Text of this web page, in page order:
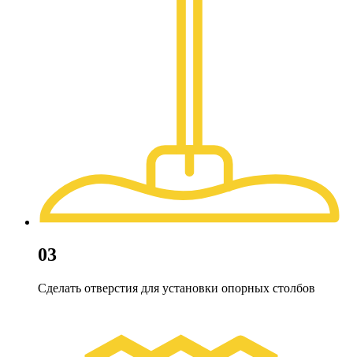
03
Сделать отверстия для установки опорных столбов